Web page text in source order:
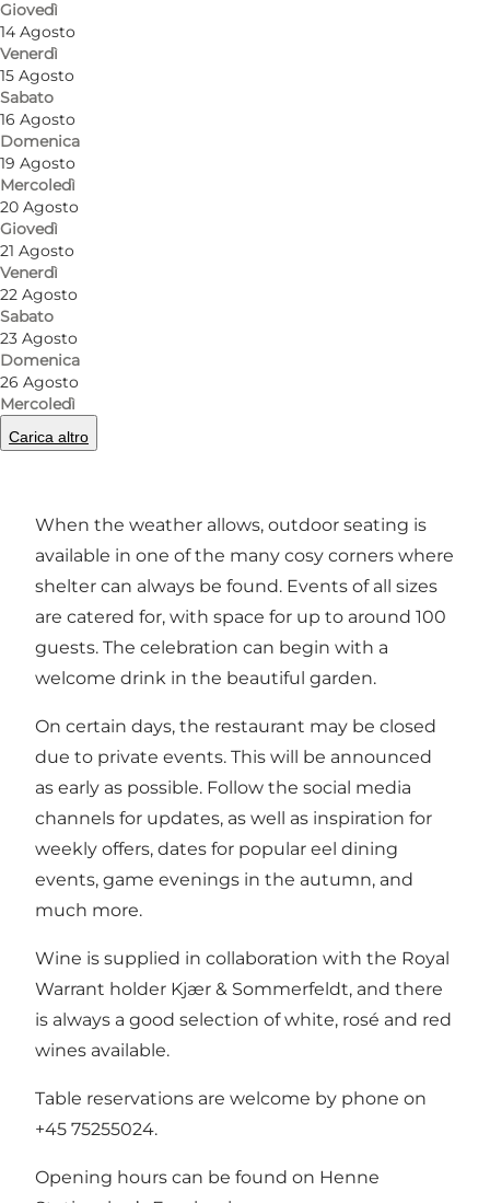
Giovedì
14 Agosto
Venerdì
15 Agosto
Sabato
16 Agosto
Domenica
19 Agosto
Mercoledì
20 Agosto
Giovedì
21 Agosto
Venerdì
22 Agosto
Sabato
23 Agosto
Domenica
26 Agosto
Mercoledì
Carica altro
Foto
Henne Stationskro is today owned by Maria and
Claus, who took over the inn in 2025. It offers
the opportunity to host celebrations, enjoy an à
When the weather allows, outdoor seating is
available in one of the many cosy corners where
shelter can always be found. Events of all sizes
are catered for, with space for up to around 100
guests. The celebration can begin with a
welcome drink in the beautiful garden.
On certain days, the restaurant may be closed
due to private events. This will be announced
as early as possible. Follow the social media
channels for updates, as well as inspiration for
weekly offers, dates for popular eel dining
events, game evenings in the autumn, and
much more.
Wine is supplied in collaboration with the Royal
Warrant holder Kjær & Sommerfeldt, and there
is always a good selection of white, rosé and red
wines available.
Table reservations are welcome by phone on
+45 75255024.
Opening hours can be found on Henne